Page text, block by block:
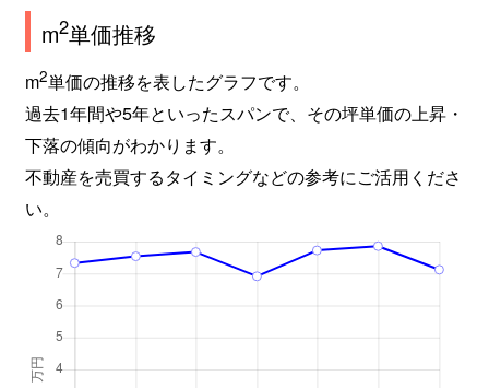
m2単価推移
m2単価の推移を表したグラフです。
過去1年間や5年といったスパンで、その坪単価の上昇・
下落の傾向がわかります。
不動産を売買するタイミングなどの参考にご活用くださ
い。